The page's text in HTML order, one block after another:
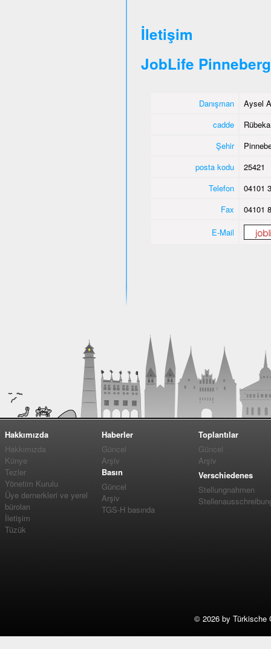
İletişim
JobLife Pinneberg
Danışman
Aysel
cadde
Şehir
posta kodu
25421
Telefon
04101
Fax
04101
E-Mail
Hakkımızda
Hakkımızda
Künye
Tezler
Yönetim Kurulu
Üye dernerkleri ve yerel
büroları
İletişim
Tüzük
Haberler
Güncel
Arşiv
Basın
Güncel
Arşiv
TGS-H basında
Toplantılar
Güncel
Arşiv
Verschiedenes
Stellungnahmen
© 2026 by Türkische